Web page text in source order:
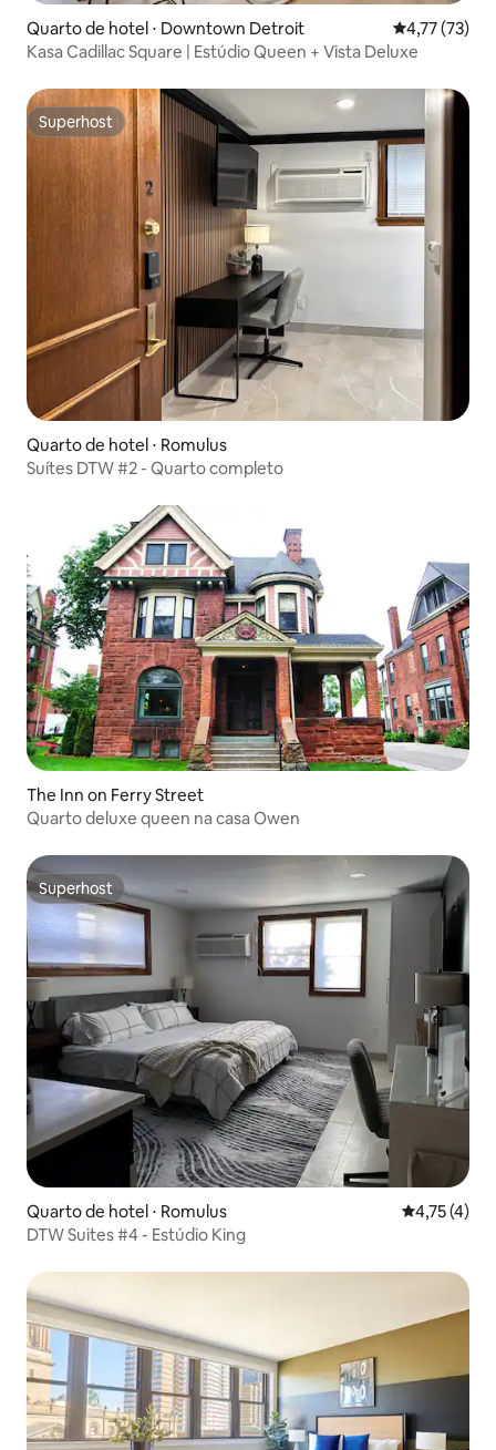
Quarto de hotel ⋅ Downtown Detroit 4,77 de uma
4,77 (73)
Kasa Cadillac Square | Estúdio Queen + Vista Deluxe
Superhost
Superhost
Quarto de hotel ⋅ Romulus
Suítes DTW #2 - Quarto completo
The Inn on Ferry Street
Quarto deluxe queen na casa Owen
Superhost
Superhost
Quarto de hotel ⋅ Romulus 4,75 de
4,75 (4)
DTW Suites #4 - Estúdio King